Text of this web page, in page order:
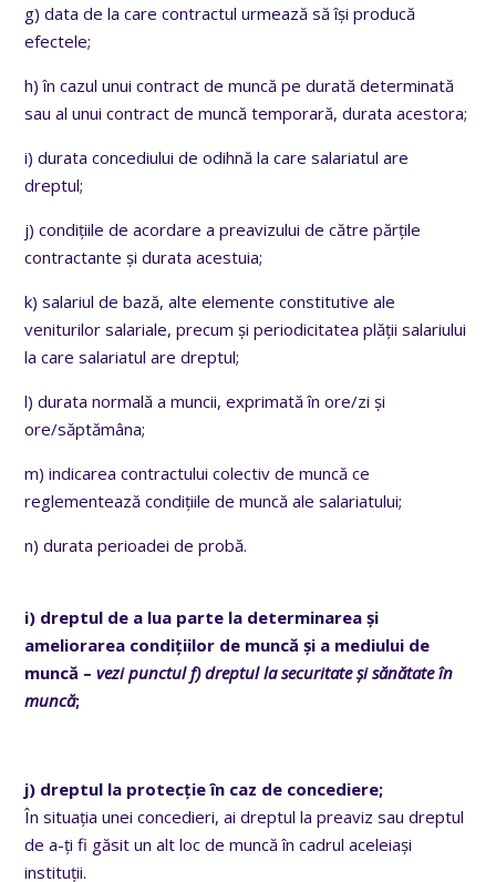
g) data de la care contractul urmează să își producă
efectele;
h) în cazul unui contract de muncă pe durată determinată
sau al unui contract de muncă temporară, durata acestora;
i) durata concediului de odihnă la care salariatul are
dreptul;
j) condițiile de acordare a preavizului de către părțile
contractante și durata acestuia;
k) salariul de bază, alte elemente constitutive ale
veniturilor salariale, precum și periodicitatea plății salariului
la care salariatul are dreptul;
l) durata normală a muncii, exprimată în ore/zi și
ore/săptămâna;
m) indicarea contractului colectiv de muncă ce
reglementează condițiile de muncă ale salariatului;
n) durata perioadei de probă.
i) dreptul de a lua parte la determinarea și
ameliorarea condițiilor de muncă și a mediului de
muncă –vezi punctul f) dreptul la securitate și sănătate în
muncă;
j) dreptul la protecție în caz de concediere;
În situația unei concedieri, ai dreptul la preaviz sau dreptul
de a-ți fi găsit un alt loc de muncă în cadrul aceleiași
instituții.